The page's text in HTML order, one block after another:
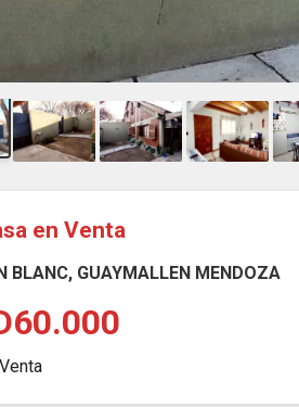
en Venta
BLANC, GUAYMALLEN MENDOZA